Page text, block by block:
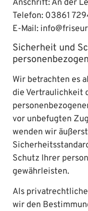
Anschrift: An der
Telefon: 03861
E-Mail:
Sicherheit und
Wir betrachten es
die Vertraulichkeit
vor unbefugten
wenden wir
Schutz Ihrer
gewährleisten.
Als
wir den